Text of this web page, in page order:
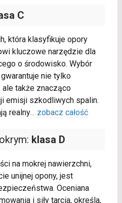
C
która klasyfikuje opory
kluczowe narzędzie dla
o środowisko. Wybór
nie tylko
także znacząco
emisji szkodliwych spalin.
realny... zobacz całość
klasa D
na mokrej nawierzchni,
unijnej opony, jest
Oceniana
i siły tarcia, określa,